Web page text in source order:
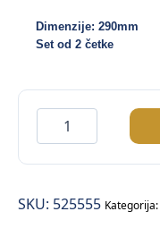
Dimenzije: 290mm
Set od 2 četke
Četke
za
čišćenje
–
SKU: 525555 Kategorija: